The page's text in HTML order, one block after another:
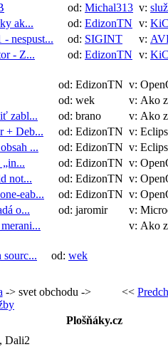
od: Michal313 v:
ak... od: EdizonTN v:
- nespust... od: SIGINT v:
- Z... od: EdizonTN v:
od: EdizonTN v:
od: wek
v: Ako
zabl... od: brano
v: Ako
+ Deb... od: EdizonTN v:
... od: EdizonTN v:
od: EdizonTN v:
not... od: EdizonTN v:
eab... od: EdizonTN v:
o... od: jaromir
v:
v: Ako
sourc... od: wek
-> svet obchodu ->
<<
Plošňáky.cz
Dali2